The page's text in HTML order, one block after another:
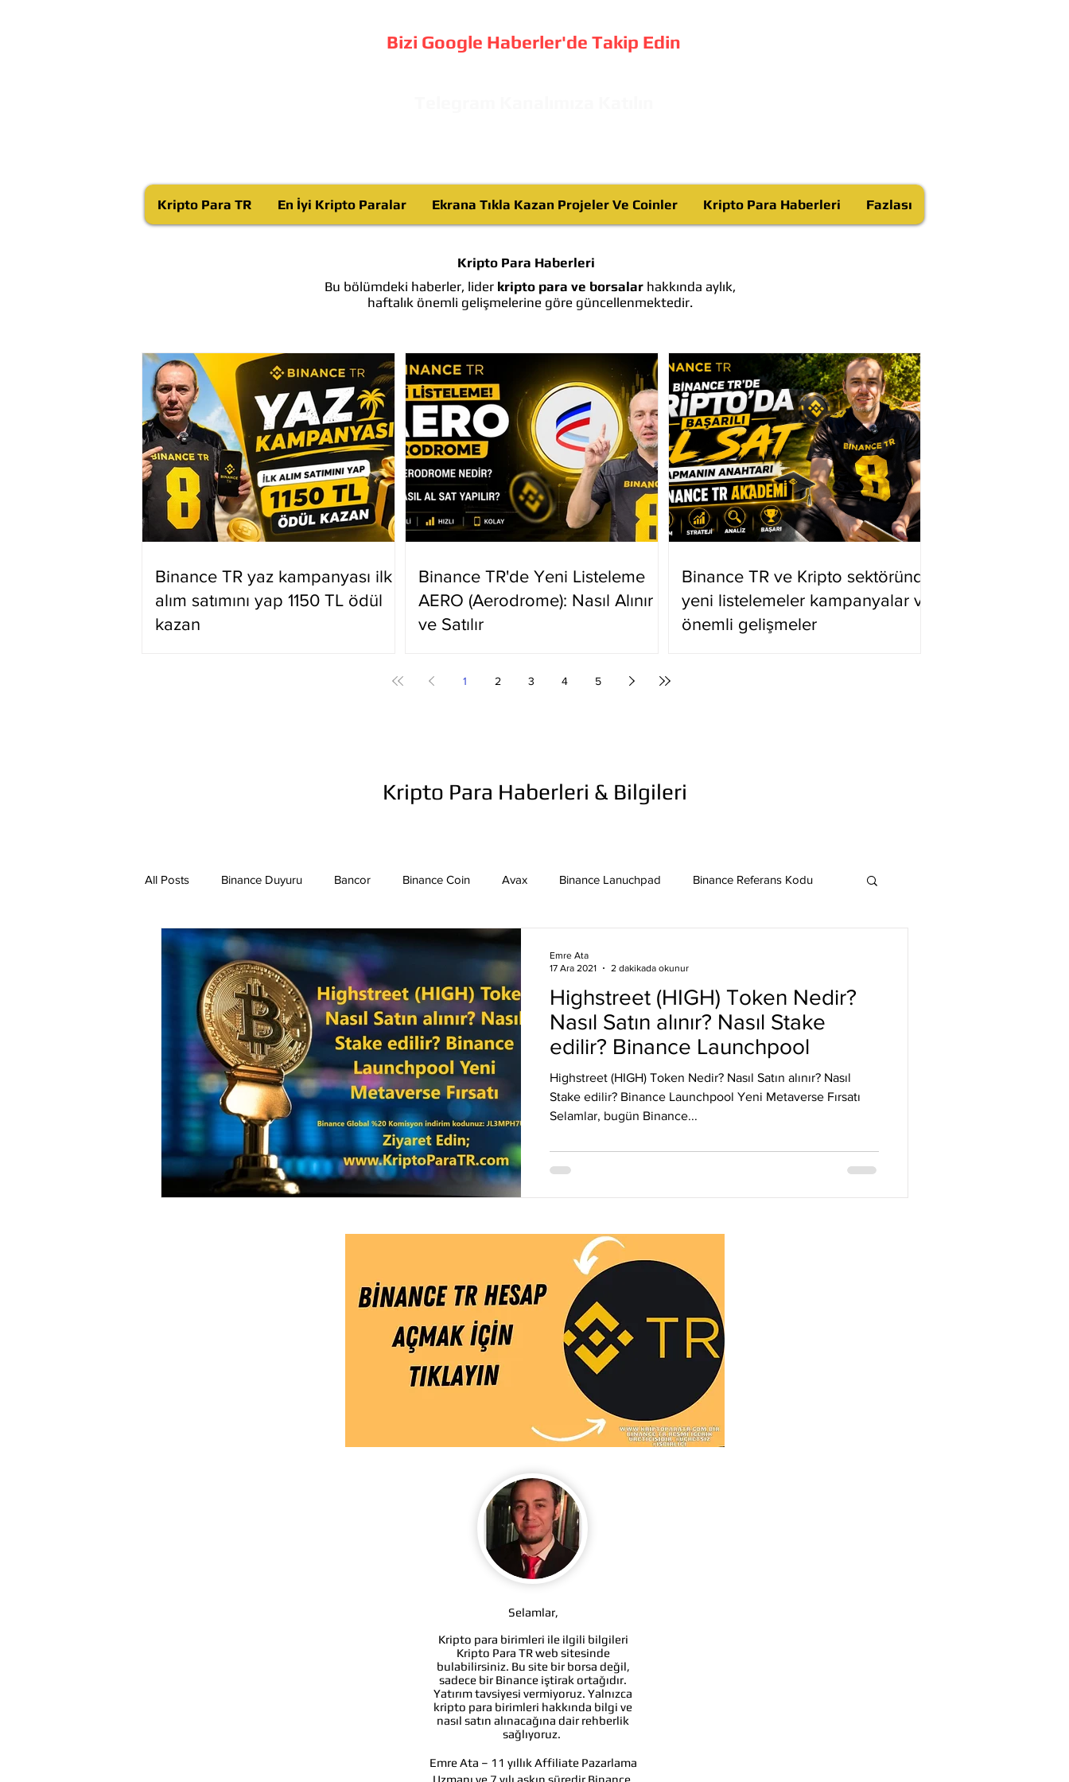
Bizi Google Haberler'de Takip Edin
Kripto Para TR En İyi Kripto Paralar Ekrana Tıkla Kazan Projeler Ve Coinler Kripto Para Haberleri Fazlası
Kripto Para Haberleri
Bu bölümdeki haberler, lider kripto para ve borsalarhakkında aylık,
haftalık önemli gelişmelerine göre güncellenmektedir.
Binance TR yaz kampanyası ilk
alım satımını yap 1150 TL ödül
kazan
Binance TR'de Yeni Listeleme
AERO (Aerodrome): Nasıl Alınır
ve Satılır
Binance TR ve Kripto sektöründe
yeni listelemeler kampanyalar ve
önemli gelişmeler
1 2 3 4 5
Kripto Para Haberleri & Bilgileri
All Posts Binance Duyuru Bancor Binance Coin Avax Binance Lanuchpad Binance Referans Kodu
Binance Taraftar Token Bitcoin Binance Yeni Listeleme
Bittorent Coin Chiliz Compound Dash Cosmos Dogecoin Ethereum
Ethereum Classic Elrond Eos Kripto Para Haberleri Iota Holo Linch Litecoin Monero
Highstreet (HIGH) Token Nedir?
Nasıl Satın alınır? Nasıl Stake
edilir? Binance Launchpool
Highstreet (HIGH) Token Nedir? Nasıl Satın alınır? Nasıl
Stake edilir? Binance Launchpool Yeni Metaverse Fırsatı
Selamlar, bugün Binance...
Emre Ata
17 Ara 2021
2 dakikada okunur
Selamlar,
Kripto para birimleri ile ilgili bilgileri
Kripto Para TR web sitesinde
bulabilirsiniz. Bu site bir borsa değil,
sadece bir Binance iştirak ortağıdır.
Yatırım tavsiyesi vermiyoruz. Yalnızca
kripto para birimleri hakkında bilgi ve
nasıl satın alınacağına dair rehberlik
sağlıyoruz.
Emre Ata – 11 yıllık Affiliate Pazarlama
Uzmanı ve 7 yılı aşkın süredir Binance,